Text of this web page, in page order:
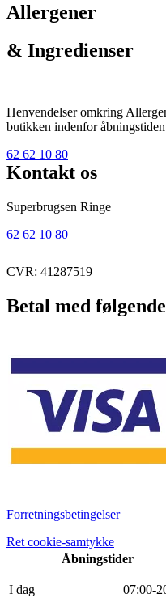
Allergener
& Ingredienser
Henvendelser omkring
butikken indenfor
62 62 10 80
Kontakt os
Superbrugsen Ringe
62 62 10 80
CVR: 41287519
Betal med
Forretningsbetingelser
Ret cookie-samtykke
Åbningstider
I dag 07:00-